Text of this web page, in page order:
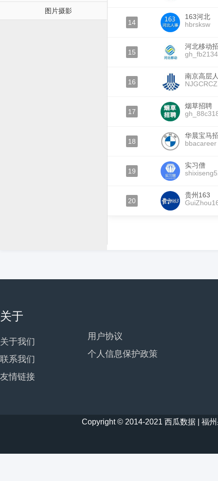
图片摄影
14
163河北
hbrsksw
15
河北移动
16
南京高层
17
烟草招聘
18
华晨宝马
bbacareer
19
实习僧
20
贵州163
关于
关于我们
联系我们
友情链接
用户协议
个人信息保护政策
Copyright © 2014-2021 西瓜数据 | 福